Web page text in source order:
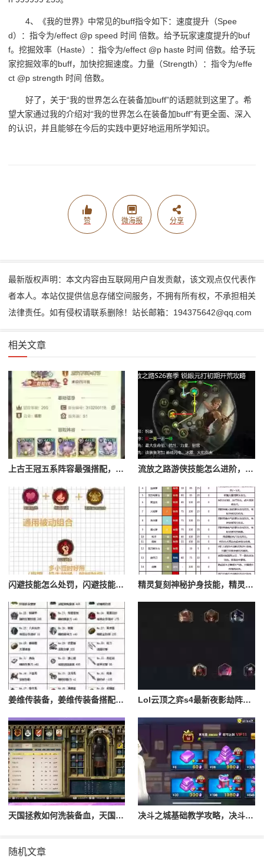
4、《我的世界》中常见的buff指令如下：速度提升（Spee
d）：指令为/effect @p speed 时间 倍数。给予玩家速度提升的buf
f。挖掘效率（Haste）：指令为/effect @p haste 时间 倍数。给予玩
家挖掘效率的buff，加快挖掘速度。力量（Strength）：指令为/effe
ct @p strength 时间 倍数。
好了，关于“我的世界怎么在装备加buff”的话题就到这里了。希
望大家通过我的介绍对“我的世界怎么在装备加buff”有更全面、深入
的认识，并且能够在今后的实践中更好地运用所学知识。
赞 微海报 分享
最新版权声明：本文内容由互联网用户自发贡献，该文观点仅代表作
者本人。本站仅提供信息存储空间服务，不拥有所有权，不承担相关
法律责任。如有侵权请联系删除！站长邮箱：194375642@qq.com
相关文章
上古王冠五系阵容最强搭配，上古王冠五星排行 流放之路游侠技能怎么进阶，流放之路游侠技能怎么进阶的
闪避技能怎么处罚，闪避技能怎么处罚队友 精灵复刻神秘护身技能，精灵复刻攻略
姜维传装备，姜维传装备搭配一览表最新 Lol云顶之弈s4最新夜影劫阵容搭配，云顶之奕夜影劫阵容
天国拯救如何洗装备血，天国拯救怎么洗衣服 决斗之城基础教学攻略，决斗之城教学攻略2111
随机文章